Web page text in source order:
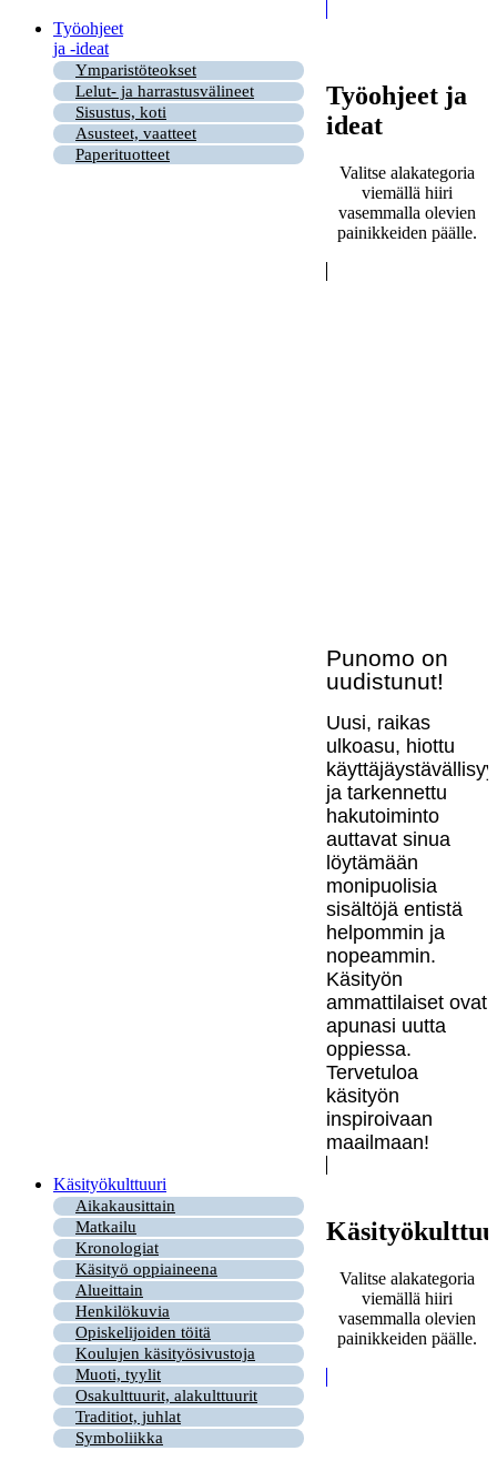
Työohjeet
ja -ideat
Ymparistöteokset
Lelut- ja harrastusvälineet
Sisustus, koti
Asusteet, vaatteet
Paperituotteet
Työohjeet ja
ideat
Valitse alakategoria
viemällä hiiri
vasemmalla olevien
painikkeiden päälle.
Punomo on
uudistunut!
Uusi, raikas
ulkoasu, hiottu
ja tarkennettu
hakutoiminto
auttavat sinua
löytämään
monipuolisia
sisältöjä entistä
helpommin ja
nopeammin.
Käsityön
ammattilaiset ovat
apunasi uutta
oppiessa.
Tervetuloa
käsityön
inspiroivaan
maailmaan!
Käsityökulttuuri
Aikakausittain
Matkailu
Kronologiat
Käsityö oppiaineena
Alueittain
Henkilökuvia
Opiskelijoiden töitä
Koulujen käsityösivustoja
Muoti, tyylit
Osakulttuurit, alakulttuurit
Traditiot, juhlat
Symboliikka
Valitse alakategoria
viemällä hiiri
vasemmalla olevien
painikkeiden päälle.